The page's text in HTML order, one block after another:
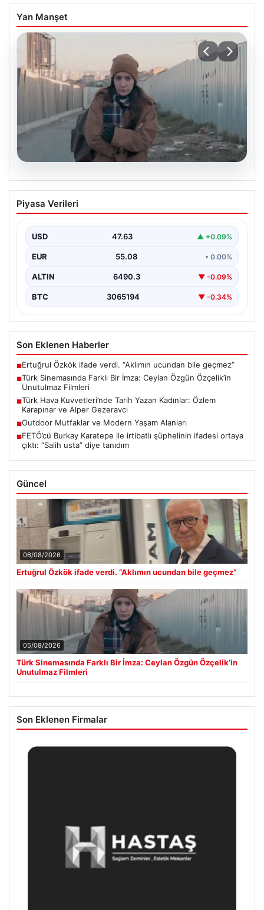
Yan Manşet
05.08.2026
Türk Sinemasında Farklı Bir İmza:
Ceylan Özgün Özçelik’in Unutulmaz
Türk sinemasında kendine özgü ve etkileyici bir anlatım
Piyasa Verileri
USD 47.63 ▲ +0.09%
EUR 55.08 • 0.00%
ALTIN 6490.3 ▼ -0.09%
BTC 3065194 ▼ -0.34%
Son Eklenen Haberler
■Ertuğrul Özkök ifade verdi. “Aklımın ucundan bile geçmez”
■Türk Sinemasında Farklı Bir İmza: Ceylan Özgün Özçelik’in
Unutulmaz Filmleri
■Türk Hava Kuvvetleri’nde Tarih Yazan Kadınlar: Özlem
Karapınar ve Alper Gezeravcı
■Outdoor Mutfaklar ve Modern Yaşam Alanları
■FETÖ’cü Burkay Karatepe ile irtibatlı şüphelinin ifadesi ortaya
çıktı: “Salih usta” diye tanıdım
Güncel
06/08/2026
Ertuğrul Özkök ifade verdi. “Aklımın ucundan bile geçmez”
05/08/2026
Türk Sinemasında Farklı Bir İmza: Ceylan Özgün Özçelik’in
Unutulmaz Filmleri
Son Eklenen Firmalar